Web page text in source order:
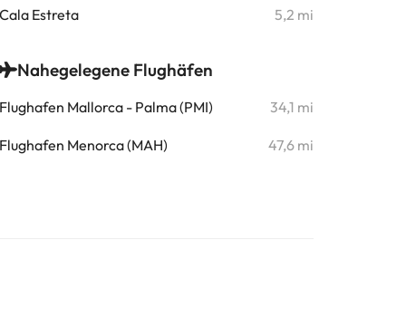
Cala Estreta 5,2 mi
Nahegelegene Flughäfen
Flughafen Mallorca - Palma (PMI) 34,1 mi
Flughafen Menorca (MAH) 47,6 mi